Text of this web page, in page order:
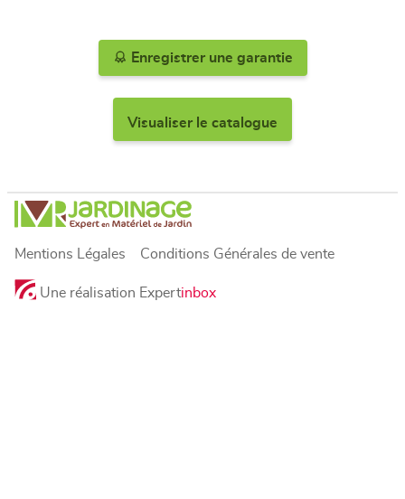
Enregistrer une garantie
Visualiser le catalogue
Mentions Légales Conditions Générales de vente
Une réalisation Expertinbox